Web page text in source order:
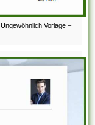
Vorlage –